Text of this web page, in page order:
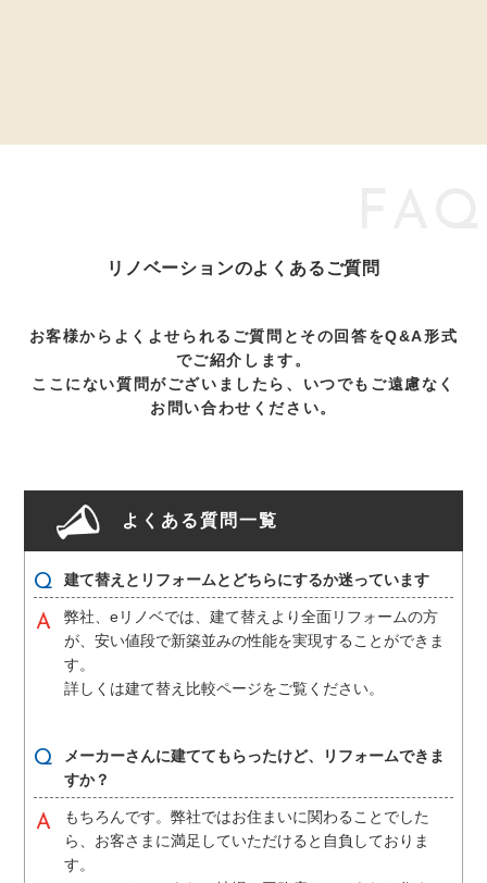
リノベーションのよくあるご質問
お客様からよくよせられるご質問とその回答をQ&A形式
でご紹介します。
ここにない質問がございましたら、いつでもご遠慮なく
お問い合わせください。
よくある質問一覧
建て替えとリフォームとどちらにするか迷っています
弊社、eリノベでは、建て替えより全面リフォームの方
が、安い値段で新築並みの性能を実現することができま
す。
詳しくは建て替え比較ページをご覧ください。
メーカーさんに建ててもらったけど、リフォームできま
すか？
もちろんです。弊社ではお住まいに関わることでした
ら、お客さまに満足していただけると自負しておりま
す。